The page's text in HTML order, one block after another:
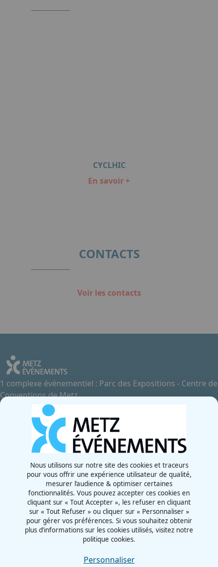
CYCLHIC
En savoir +
CONTACTS
Voir les contacts
1 complexe événementiel : Parc des Expositions - Centre de
Conventions de Metz
Contactez-nous
+33 3 87 55 66 00
Rue de la Grange aux Bois
57070 - Metz
France
Newsletter
Nous utilisons sur notre site des cookies et traceurs
pour vous offrir une expérience utilisateur de qualité,
mesurer l’audience & optimiser certaines
fonctionnalités. Vous pouvez accepter ces cookies en
cliquant sur « Tout Accepter », les refuser en cliquant
sur « Tout Refuser » ou cliquer sur « Personnaliser »
pour gérer vos préférences. Si vous souhaitez obtenir
plus d’informations sur les cookies utilisés, visitez notre
politique cookies.
Personnaliser